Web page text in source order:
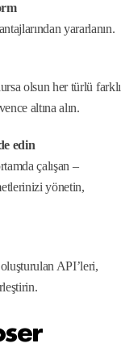
yararlanın.
olsun her türlü farklı
altına alın.
edin
çalışan –
yönetin,
API’leri,